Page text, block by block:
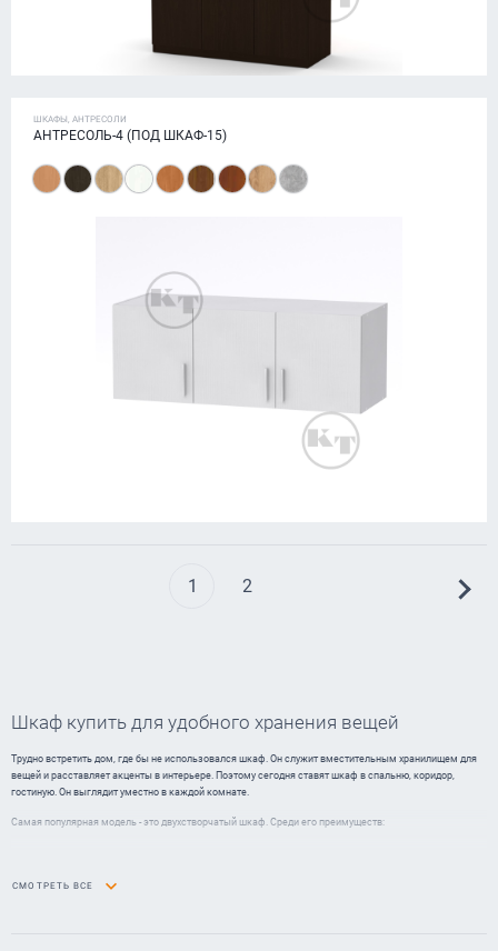
ШКАФЫ, АНТРЕСОЛИ
АНТРЕСОЛЬ-4 (ПОД ШКАФ-15)
1 2
Шкаф купить для удобного хранения вещей
Трудно встретить дом, где бы не использовался шкаф. Он служит вместительным хранилищем для
вещей и расставляет акценты в интерьере. Поэтому сегодня ставят шкаф в спальню, коридор,
гостиную. Он выглядит уместно в каждой комнате.
Самая популярная модель - это двухстворчатый шкаф. Среди его преимуществ:
собирается, может быть передвинута в нужное место)
СМОТРЕТЬ ВСЕ